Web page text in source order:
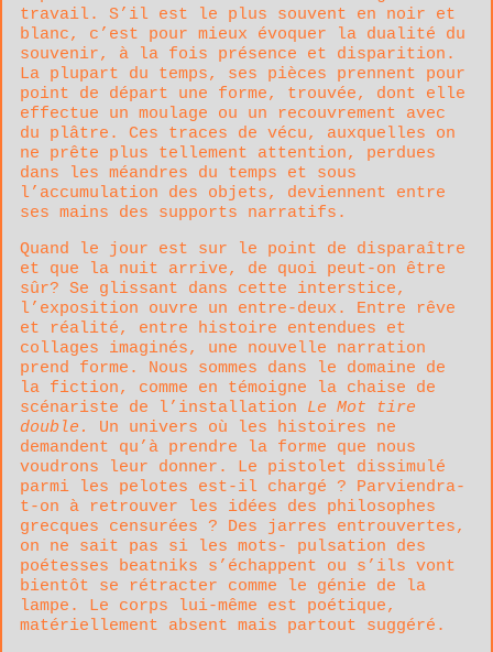
travail. S’il est le plus souvent en noir et
blanc, c’est pour mieux évoquer la dualité du
souvenir, à la fois présence et disparition.
La plupart du temps, ses pièces prennent pour
point de départ une forme, trouvée, dont elle
effectue un moulage ou un recouvrement avec
du plâtre. Ces traces de vécu, auxquelles on
ne prête plus tellement attention, perdues
dans les méandres du temps et sous
l’accumulation des objets, deviennent entre
ses mains des supports narratifs.
Quand le jour est sur le point de disparaître
et que la nuit arrive, de quoi peut-on être
sûr? Se glissant dans cette interstice,
l’exposition ouvre un entre-deux. Entre rêve
et réalité, entre histoire entendues et
collages imaginés, une nouvelle narration
prend forme. Nous sommes dans le domaine de
la fiction, comme en témoigne la chaise de
scénariste de l’installation Le Mot tire
double. Un univers où les histoires ne
demandent qu’à prendre la forme que nous
voudrons leur donner. Le pistolet dissimulé
parmi les pelotes est-il chargé ? Parviendra-
t-on à retrouver les idées des philosophes
grecques censurées ? Des jarres entrouvertes,
on ne sait pas si les mots- pulsation des
poétesses beatniks s’échappent ou s’ils vont
bientôt se rétracter comme le génie de la
lampe. Le corps lui-même est poétique,
matériellement absent mais partout suggéré.